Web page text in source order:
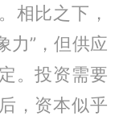
相比之下，
力”，但供应
。投资需要
，资本似乎